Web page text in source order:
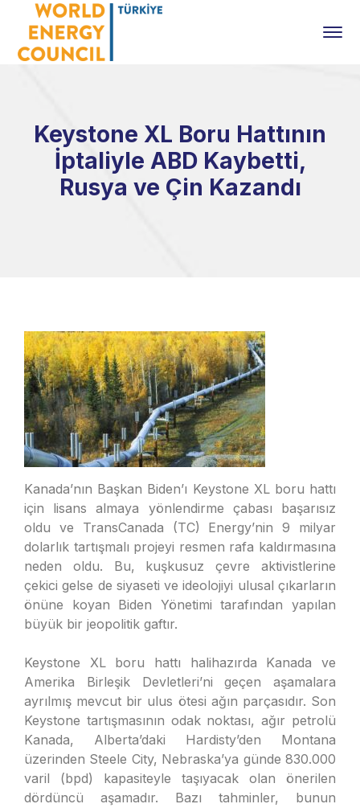
Keystone XL Boru Hattının
İptaliyle ABD Kaybetti,
Rusya ve Çin Kazandı
Kanada’nın Başkan Biden’ı Keystone XL boru hattı
için lisans almaya yönlendirme çabası başarısız
oldu ve TransCanada (TC) Energy’nin 9 milyar
dolarlık tartışmalı projeyi resmen rafa kaldırmasına
neden oldu. Bu, kuşkusuz çevre aktivistlerine
çekici gelse de siyaseti ve ideolojiyi ulusal çıkarların
önüne koyan Biden Yönetimi tarafından yapılan
büyük bir jeopolitik gaftır.
Keystone XL boru hattı halihazırda Kanada ve
Amerika Birleşik Devletleri’ni geçen aşamalara
ayrılmış mevcut bir ulus ötesi ağın parçasıdır. Son
Keystone tartışmasının odak noktası, ağır petrolü
Kanada, Alberta’daki Hardisty’den Montana
üzerinden Steele City, Nebraska’ya günde 830.000
varil (bpd) kapasiteyle taşıyacak olan önerilen
dördüncü aşamadır. Bazı tahminler, bunun